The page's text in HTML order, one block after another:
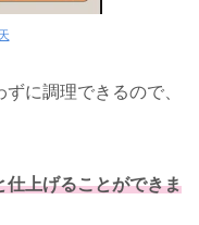
に調理できるので、
仕上げることができま